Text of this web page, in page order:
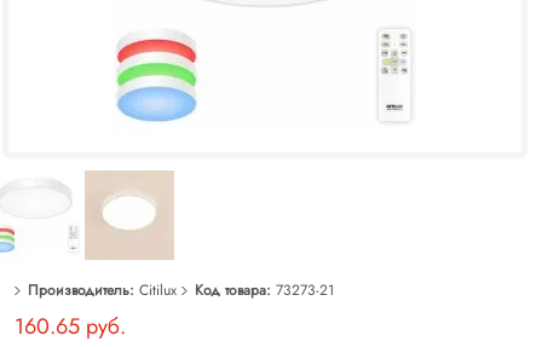
Производитель: Citilux Код товара: 73273-21
160.65 руб.